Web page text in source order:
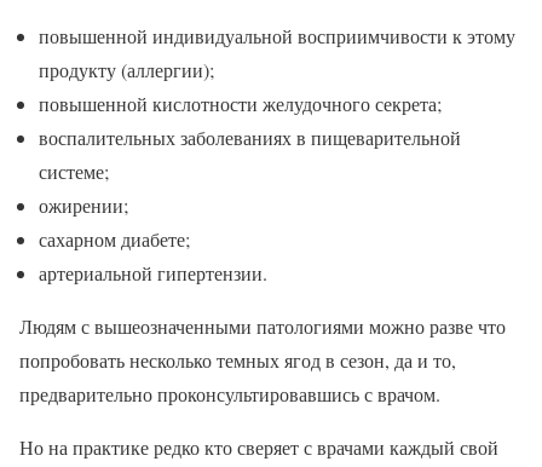
повышенной индивидуальной восприимчивости к этому
продукту (аллергии);
повышенной кислотности желудочного секрета;
воспалительных заболеваниях в пищеварительной
системе;
ожирении;
сахарном диабете;
артериальной гипертензии.
Людям с вышеозначенными патологиями можно разве что
попробовать несколько темных ягод в сезон, да и то,
предварительно проконсультировавшись с врачом.
Но на практике редко кто сверяет с врачами каждый свой